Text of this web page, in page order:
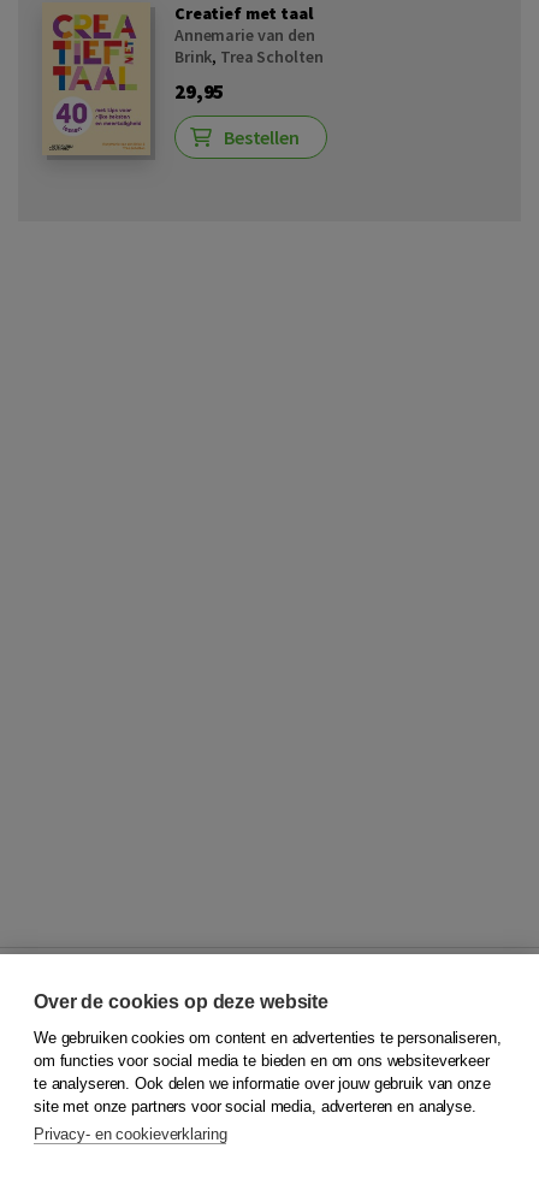
Creatief met taal
Annemarie van den
Brink, Trea Scholten
29,95
Bestellen
© 2026Koninklijke Boom uitgevers
Klantenservice
Service & informatie
Contact
Over de cookies op deze website
We gebruiken cookies om content en advertenties te personaliseren,
om functies voor social media te bieden en om ons websiteverkeer
te analyseren. Ook delen we informatie over jouw gebruik van onze
site met onze partners voor social media, adverteren en analyse.
Privacy- en cookieverklaring